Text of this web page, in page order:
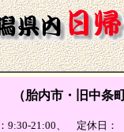
（胎内市・旧中
9:30-21:00、 定休日：